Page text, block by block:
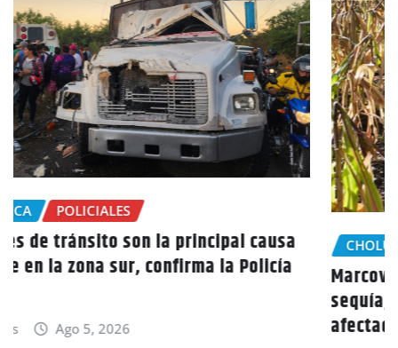
CHOLUTECA
Marcovia declara estado de emergencia por
afectadas